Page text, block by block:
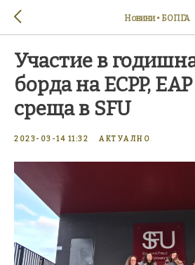
Новини • БОПГА
Участие в
борда на ECPP,
среща в SFU
2023-03-14 11:32 АКТУАЛНО